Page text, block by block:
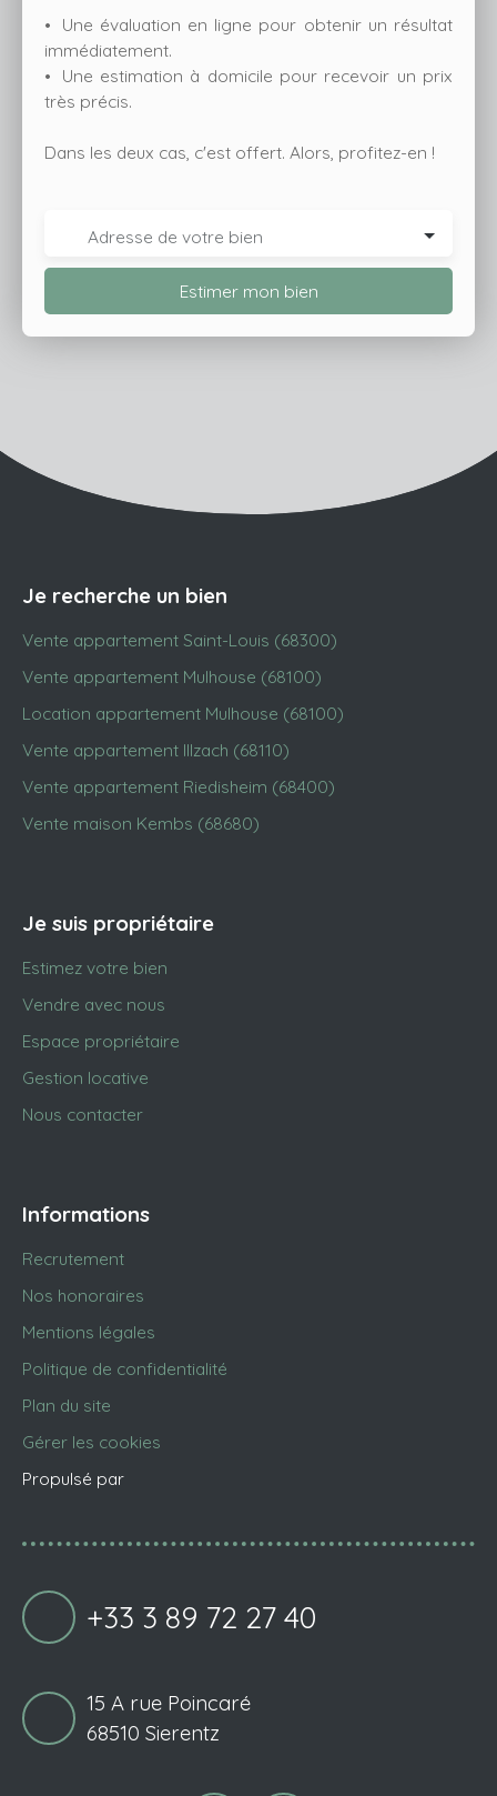
Une évaluation en ligne pour obtenir un résultat
immédiatement.
Une estimation à domicile pour recevoir un prix
très précis.
Dans les deux cas, c'est offert. Alors, profitez-en !
Adresse de votre bien
Estimer mon bien
Je recherche un bien
Vente appartement Saint-Louis (68300)
Vente appartement Mulhouse (68100)
Location appartement Mulhouse (68100)
Vente appartement Illzach (68110)
Vente appartement Riedisheim (68400)
Vente maison Kembs (68680)
Je suis propriétaire
Estimez votre bien
Vendre avec nous
Espace propriétaire
Gestion locative
Nous contacter
Informations
Recrutement
Nos honoraires
Mentions légales
Politique de confidentialité
Plan du site
Gérer les cookies
Propulsé par
+33 3 89 72 27 40
15 A rue Poincaré
68510 Sierentz